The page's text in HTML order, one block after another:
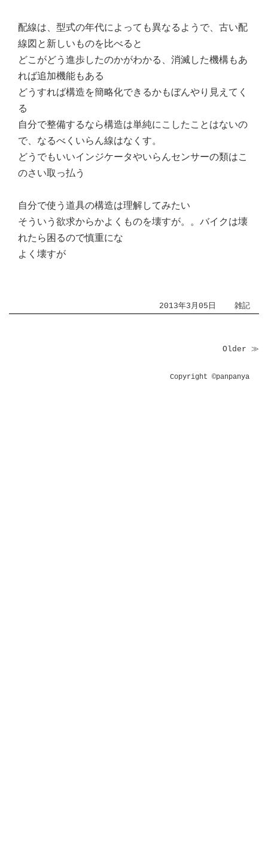
配線は、型式の年代によっても異なるようで、古い配
線図と新しいものを比べると
どこがどう進歩したのかがわかる、消滅した機構もあ
れば追加機能もある
どうすれば構造を簡略化できるかもぼんやり見えてく
る
自分で整備するなら構造は単純にこしたことはないの
で、なるべくいらん線はなくす。
どうでもいいインジケータやいらんセンサーの類はこ
のさい取っ払う
自分で使う道具の構造は理解してみたい
そういう欲求からかよくものを壊すが。。バイクは壊
れたら困るので慎重にな
よく壊すが
2013年3月05日 雑記
Older ≫